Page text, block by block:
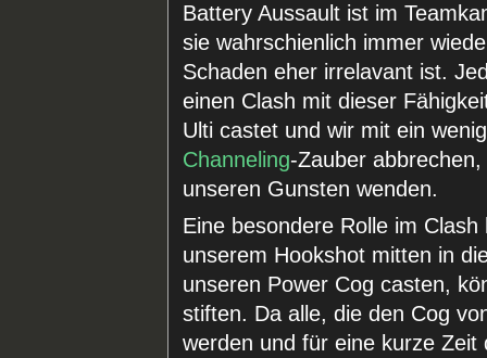
Battery Aussault ist im
sie wahrschienlich immer
Schaden eher irrelavant ist.
einen Clash mit dieser
Ulti castet und wir mit ein
Channeling-Zauber
unseren Gunsten wenden.
Eine besondere Rolle im
unserem Hookshot mitten in
unseren Power Cog casten,
stiften. Da alle, die den Cog
werden und für eine kurze